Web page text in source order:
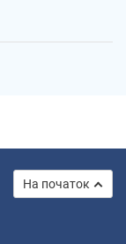
На початок